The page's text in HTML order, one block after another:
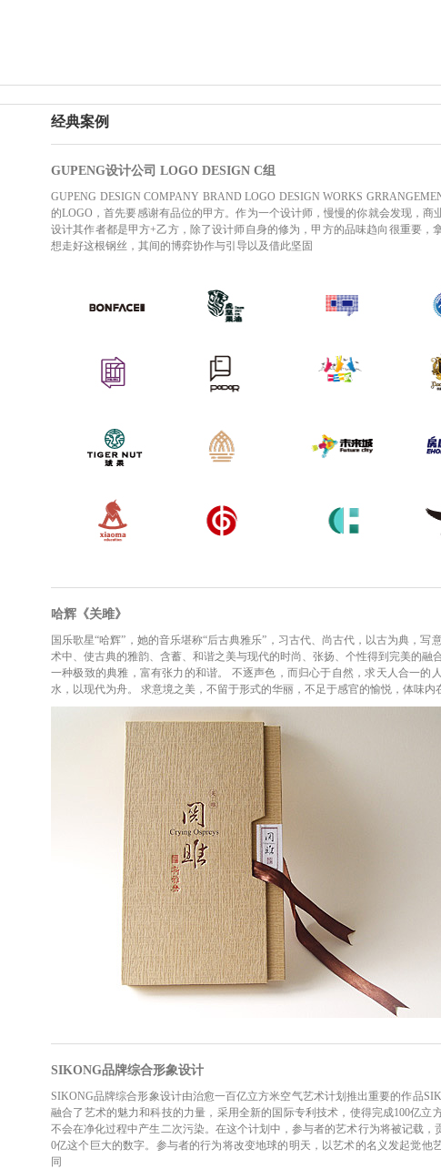
经典案例
GUPENG设计公司 LOGO DESIGN C组
GUPENG DESIGN COMPANY BRAND LOGO DESIGN WORKS
的LOGO，首先要感谢有品位的甲方。作为一个设计师，慢慢的你就会发现，
设计其作者都是甲方+乙方，除了设计师自身的修为，甲方的品味趋向很重要，
想走好这根钢丝，其间的博弈协作与引导以及借此坚固
哈辉《关雎》
国乐歌星“哈辉”，她的音乐堪称“后古典雅乐”，习古代、尚古代，以古为典，
术中、使古典的雅韵、含蓄、和谐之美与现代的时尚、张扬、个性得到完美的融
一种极致的典雅，富有张力的和谐。 不逐声色，而归心于自然，求天人合一的
水，以现代为舟。 求意境之美，不留于形式的华丽，不足于感官的愉悦，体味
SIKONG品牌综合形象设计
SIKONG品牌综合形象设计由治愈一百亿立方米空气艺术计划推出重要的作品
融合了艺术的魅力和科技的力量，采用全新的国际专利技术，使得完成100亿立
不会在净化过程中产生二次污染。在这个计划中，参与者的艺术行为将被记载
0亿这个巨大的数字。参与者的行为将改变地球的明天，以艺术的名义发起觉他
同